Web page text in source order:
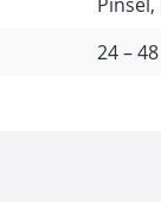
24 –